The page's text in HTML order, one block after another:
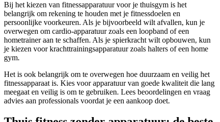
Bij het kiezen van fitnessapparatuur voor je thuisgym is het
belangrijk om rekening te houden met je fitnessdoelen en
persoonlijke voorkeuren. Als je bijvoorbeeld wilt afvallen, kun je
overwegen om cardio-apparatuur zoals een loopband of een
hometrainer aan te schaffen. Als je spierkracht wilt opbouwen, kun
je kiezen voor krachttrainingsapparatuur zoals halters of een home
gym.
Het is ook belangrijk om te overwegen hoe duurzaam en veilig het
fitnessapparaat is. Kies voor apparatuur van goede kwaliteit die lang
meegaat en veilig is om te gebruiken. Lees beoordelingen en vraag
advies aan professionals voordat je een aankoop doet.